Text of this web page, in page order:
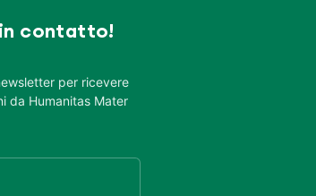
in contatto!
per ricevere
da Humanitas Mater